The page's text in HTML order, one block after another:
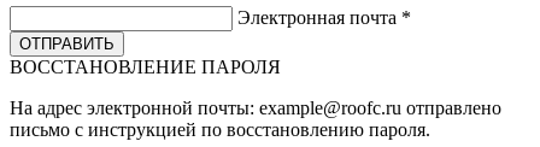
Электронная почта *
ВОССТАНОВЛЕНИЕ ПАРОЛЯ
На адрес электронной почты: example@roofc.ru отправлено
письмо с инструкцией по восстановлению пароля.